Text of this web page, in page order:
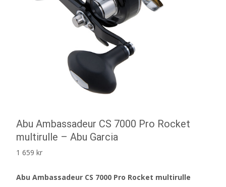
Abu Ambassadeur CS 7000 Pro Rocket
multirulle – Abu Garcia
1 659 kr
Abu Ambassadeur CS 7000 Pro Rocket multirulle